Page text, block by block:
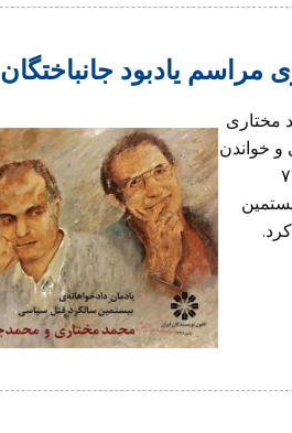
یادبود جانباختگان
مختاری
و خواندن
قتل‌های سیاسی پاییز ۷۷